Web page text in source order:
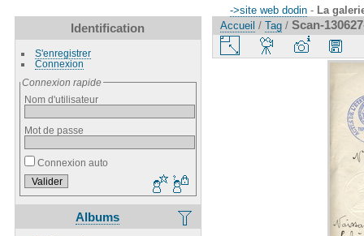
->site web dodin - La
Identification
S'enregistrer
Connexion
Connexion rapide
Nom d'utilisateur
Mot de passe
Connexion auto
Albums
Accueil / Tag / Scan-